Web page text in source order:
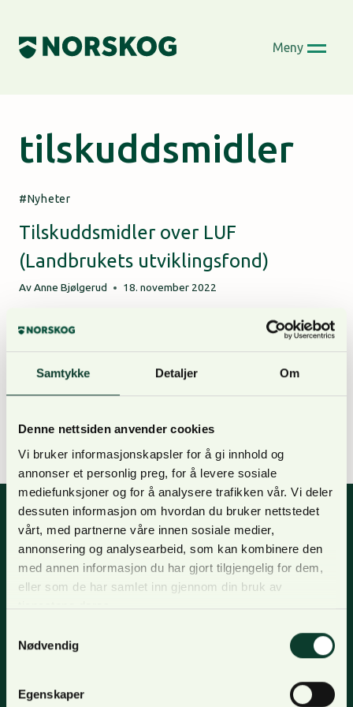
Samtykke Detaljer Om
Denne nettsiden anvender cookies
Vi bruker informasjonskapsler for å gi innhold og
annonser et personlig preg, for å levere sosiale
mediefunksjoner og for å analysere trafikken vår. Vi deler
dessuten informasjon om hvordan du bruker nettstedet
vårt, med partnerne våre innen sosiale medier,
annonsering og analysearbeid, som kan kombinere den
med annen informasjon du har gjort tilgjengelig for dem,
eller som de har samlet inn gjennom din bruk av
Nødvendig
Egenskaper
content
Meny
tilskuddsmidler
Nyheter
Tilskuddsmidler over LUF
(Landbrukets utviklingsfond)
AvAnne Bjølgerud 18. november 2022
I jordbruksoppgjøret for 2022 ble det satt av 260
millioner kroner til skogbruk over Landbrukets
fornøyd med at nivået på tildelingen er tilbake til
siste år (kr.221 mill for 2022). Å ha tilgjengelige
tilskuddsmidler til en økt satsing på…
Nyhetsbrev
For oppdateringer, nyheter og skogfaglige artikler,
Meld deg på